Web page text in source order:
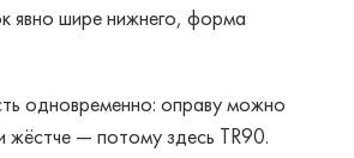
явно шире нижнего, форма
одновременно: оправу можно
жёстче — потому здесь TR90.